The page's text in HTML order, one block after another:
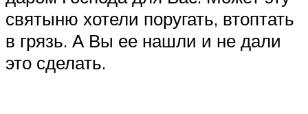
святыню хотели поругать, втоптать
в грязь. А Вы ее нашли и не дали
это сделать.